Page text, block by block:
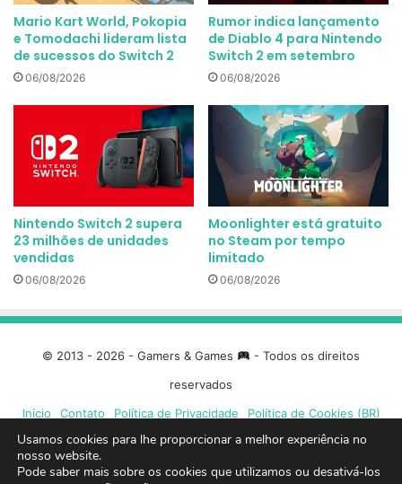
Mario Kart World, Pokopia
e Tomodachi lideram lista
de sucessos do Switch 2
06/08/2026
Rumor indica lançamento
de Diablo 4 para Nintendo
Switch 2 em setembro
06/08/2026
Nintendo Switch 2 supera
23 milhões de unidades
vendidas
06/08/2026
Moonlighter está gratuito
no Steam por tempo
limitado
06/08/2026
© 2013 - 2026 - Gamers & Games
- Todos os direitos
reservados
Início
Contato Política de Privacidade Política de Cookies (BR)
Facebook
X
Usamos cookies para lhe proporcionar a melhor experiência no
nosso website.
Pode saber mais sobre os cookies que utilizamos ou desativá-los